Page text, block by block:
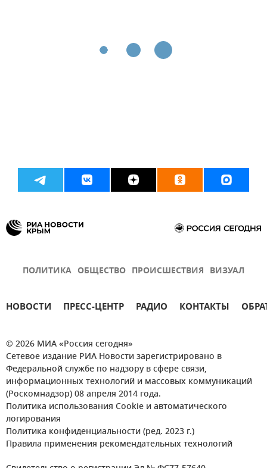
ПОЛИТИКА ОБЩЕСТВО ПРОИСШЕСТВИЯ ВИЗУАЛ
НОВОСТИ ПРЕСС-ЦЕНТР РАДИО КОНТАКТЫ
© 2026 МИА «Россия сегодня»
Сетевое издание РИА Новости зарегистрировано в
Федеральной службе по надзору в сфере связи,
информационных технологий и массовых коммуникаций
(Роскомнадзор) 08 апреля 2014 года.
Политика использования Cookie и автоматического
логирования
Политика конфиденциальности (ред. 2023 г.)
Правила применения рекомендательных технологий